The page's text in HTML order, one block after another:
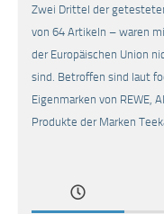
Zwei Drittel der
von 64 Artikeln – waren
der Europäischen Union
sind. Betroffen sind laut
Eigenmarken von REWE,
Produkte der Marken